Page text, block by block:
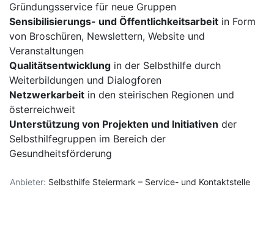
Gründungsservice für neue Gruppen
Sensibilisierungs- und Öffentlichkeitsarbeit in Form
von Broschüren, Newslettern, Website und
Veranstaltungen
Qualitätsentwicklung in der Selbsthilfe durch
Weiterbildungen und Dialogforen
Netzwerkarbeit in den steirischen Regionen und
österreichweit
Unterstützung von Projekten und Initiativen der
Selbsthilfegruppen im Bereich der
Gesundheitsförderung
Anbieter: Selbsthilfe Steiermark – Service- und Kontaktstelle